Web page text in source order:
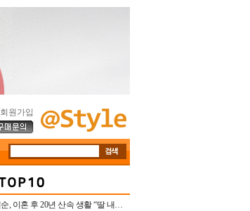
회원가입
배우 최일순, 이혼 후 20년 산속 생활 “딸 내가 버렸다고 원망‥맘 아파”(특종)[어제TV]